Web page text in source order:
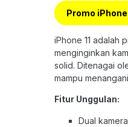
Promo iPhone
iPhone 11 adalah
menginginkan
solid. Ditenagai
mampu
Fitur Unggulan:
Dual